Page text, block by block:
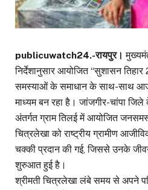
publicuwatch24.-रायपुर।
निर्देशानुसार आयोजित “सुशासन
समस्याओं के समाधान के साथ-साथ
माध्यम बन रहा है। जांजगीर-चांपा
अंतर्गत ग्राम तिलई में आयोजित
चित्रलेखा को राष्ट्रीय ग्रामीण
चक्की प्रदान की गई, जिससे उनके
शुरुआत हुई है।
श्रीमती चित्रलेखा लंबे समय से अपने